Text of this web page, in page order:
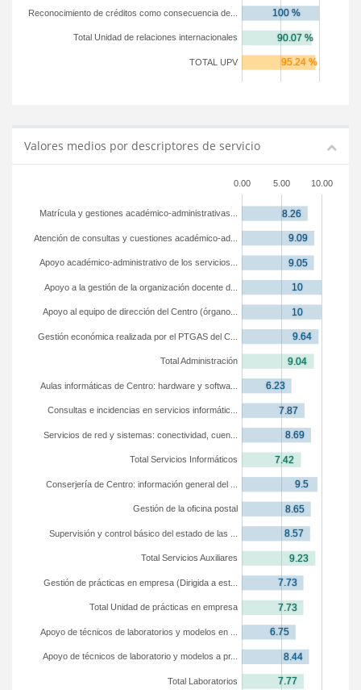
TOTAL UPV
Total Unidad de relaciones internacionales
Reconocimiento de créditos como consecuencia de...
Valores medios por descriptores de servicio
0.00 5.00 10.00
Total Laboratorios
Apoyo de técnicos de laboratorio y modelos a pr...
Apoyo de técnicos de laboratorios y modelos en ...
Total Unidad de prácticas en empresa
Gestión de prácticas en empresa (Dirigida a est...
Total Servicios Auxiliares
Supervisión y control básico del estado de las ...
Gestión de la oficina postal
Conserjería de Centro: información general del ...
Total Servicios Informáticos
Servicios de red y sistemas: conectividad, cuen...
Consultas e incidencias en servicios informátic...
Aulas informáticas de Centro: hardware y softwa...
Total Administración
Gestión económica realizada por el PTGAS del C...
Apoyo al equipo de dirección del Centro (órgano...
Apoyo a la gestión de la organización docente d...
Apoyo académico-administrativo de los servicios...
Atención de consultas y cuestiones académico-ad...
Matrícula y gestiones académico-administrativas...